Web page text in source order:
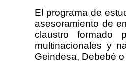
El programa de
asesoramiento de
claustro formado
multinacionales y
Geindesa, Debebé